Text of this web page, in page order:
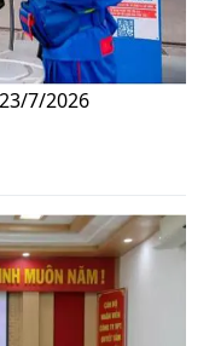
7/2026